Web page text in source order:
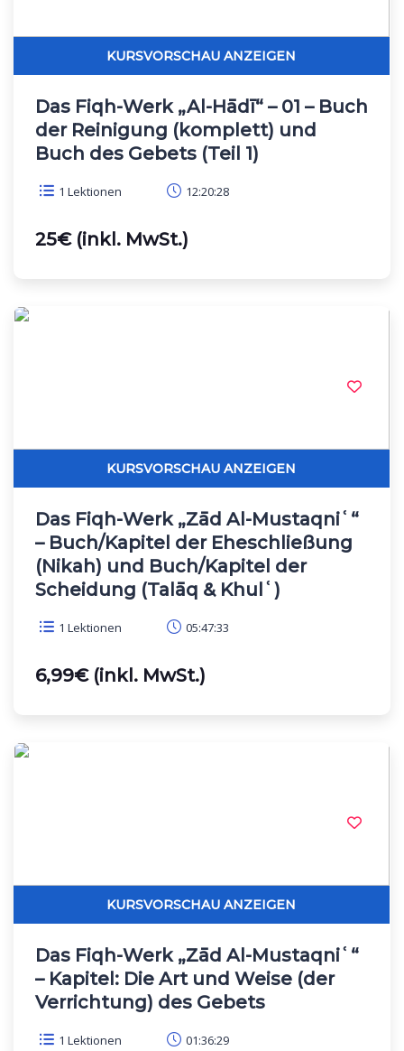
Das Fiqh-Werk „Al-Hādī“ – 01 – Buch
der Reinigung (komplett) und
Buch des Gebets (Teil 1)
1 Lektionen 12:20:28
25€ (inkl. MwSt.)
Das Fiqh-Werk „Zād Al-Mustaqniʿ“
– Buch/Kapitel der Eheschließung
(Nikah) und Buch/Kapitel der
Scheidung (Talāq & Khulʿ)
1 Lektionen 05:47:33
6,99€ (inkl. MwSt.)
Das Fiqh-Werk „Zād Al-Mustaqniʿ“
– Kapitel: Die Art und Weise (der
Verrichtung) des Gebets
1 Lektionen 01:36:29